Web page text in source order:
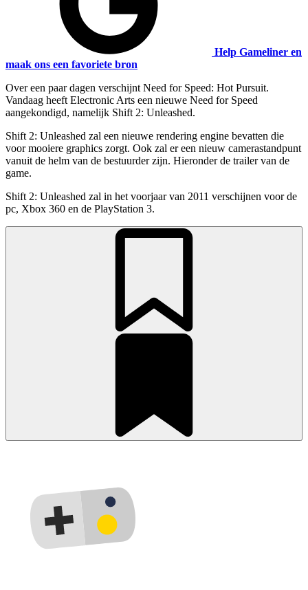
Help Gameliner en
maak ons een favoriete bron
Over een paar dagen verschijnt Need for Speed: Hot Pursuit.
Vandaag heeft Electronic Arts een nieuwe Need for Speed
aangekondigd, namelijk Shift 2: Unleashed.
Shift 2: Unleashed zal een nieuwe rendering engine bevatten die
voor mooiere graphics zorgt. Ook zal er een nieuw camerastandpunt
vanuit de helm van de bestuurder zijn. Hieronder de trailer van de
game.
Shift 2: Unleashed zal in het voorjaar van 2011 verschijnen voor de
pc, Xbox 360 en de PlayStation 3.